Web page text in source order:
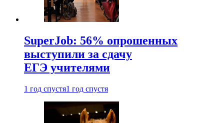
SuperJob: 56% опрошенных
выступили за сдачу
ЕГЭ учителями
1 год спустя1 год спустя